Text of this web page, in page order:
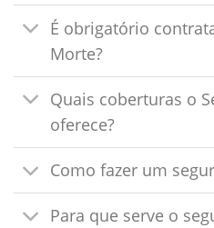
É obrigatório
Morte?
Quais coberturas o
oferece?
Como fazer um
Para que serve o